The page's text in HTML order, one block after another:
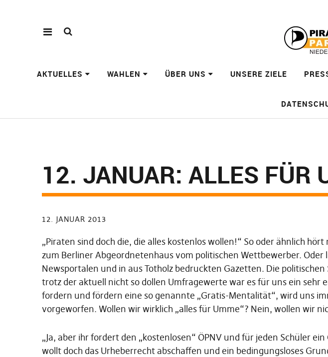
AKTUELLES WAHLEN ÜBER UNS UNSERE ZIELE
12. JANUAR: ALLES FÜR
12. JANUAR 2013
„Piraten sind doch die, die alles kostenlos wollen!“ So oder ähnlich hört
zum Berliner Abgeordnetenhaus vom politischen Wettbewerber. Oder
Newsportalen und in aus Totholz bedruckten Gazetten. Die
trotz der aktuell nicht so dollen Umfragewerte war es für uns ein sehr
fordern und fördern eine so genannte „Gratis-Mentalität“, wird uns
vorgeworfen. Wollen wir wirklich „alles für Umme“? Nein, wollen wir
„Ja, aber ihr fordert den „kostenlosen“ ÖPNV und für jeden Schüler
wollt doch das Urheberrecht abschaffen und ein bedingungsloses